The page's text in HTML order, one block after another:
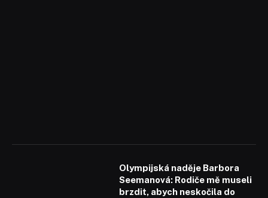
Olympijská naděje Barbora
Seemanová: Rodiče mě museli
brzdit, abych neskočila do